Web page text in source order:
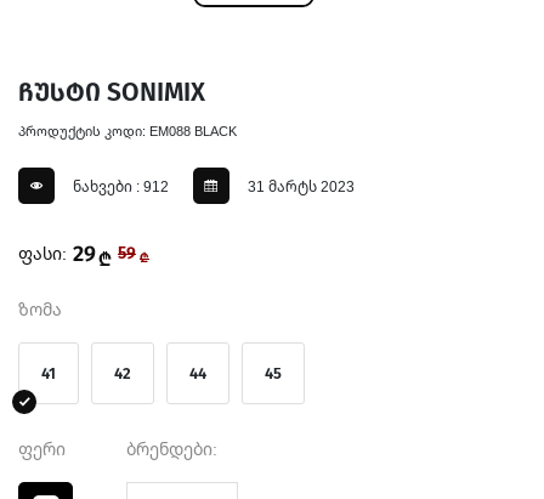
ჩუსტი SONIMIX
პროდუქტის კოდი: EM088 BLACK
ნახვები : 912 31 მარტს 2023
ფასი: 29₾ 59 ₾
ზომა
41 42 44 45
ფერი ბრენდები: